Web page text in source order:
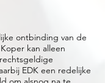
ontbinding van de
kan alleen
EDK een redelijke